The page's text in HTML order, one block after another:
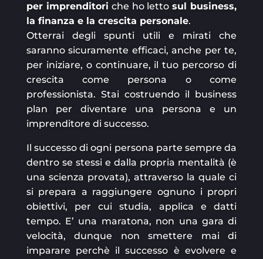
per imprenditori che ho lettosul business,
la finanza e la crescita personale.
Otterrai degli spunti utili e mirati che
saranno sicuramente efficaci, anche per te,
per iniziare, o continuare, il tuo percorso di
crescita come persona o come
professionista. Stai costruendo il business
plan per diventare una persona e un
imprenditore di successo.
Il successo di ogni persona parte sempre da
dentro se stessi e dalla propria mentalità (è
una scienza provata), attraverso la quale ci
si prepara a raggiungere ognuno i propri
obiettivi, per cui studia, applica e datti
tempo. E’ una maratona, non una gara di
velocità, dunque non smettere mai di
imparare perchè il successo è evolvere e